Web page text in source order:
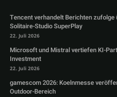
Tencent verhandelt Berichten
Solitaire-Studio SuperPlay
22. Juli 2026
Microsoft und Mistral vertiefen KI-
Investment
22. Juli 2026
gamescom 2026: Koelnmesse
Outdoor-Bereich